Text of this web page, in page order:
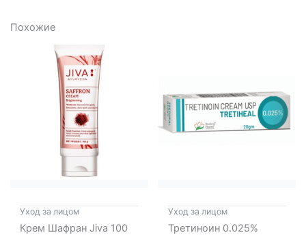
Похожие
Уход за лицом
Крем Шафран Jiva 100
Уход за лицом
Третиноин 0.025%